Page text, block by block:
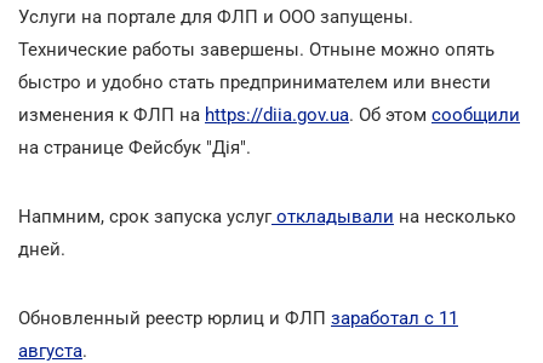
Услуги на портале для ФЛП и ООО запущены.
Технические работы завершены. Отныне можно опять
быстро и удобно стать предпринимателем или внести
изменения к ФЛП на https://diia.gov.ua. Об этом сообщили
на странице Фейсбук "Дія".
Напмним, срок запуска услуготкладывали на несколько
дней.
Обновленный реестр юрлиц и ФЛП заработал с 11
августа.